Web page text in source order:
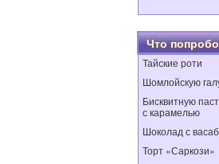
Что
Тайские роти
Шомлойскую
Бисквитную
с карамелью
Шоколад с
Торт «Саркози»